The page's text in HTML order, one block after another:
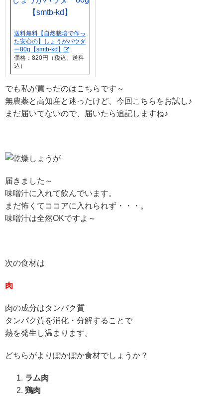
送料無料【自然栽培で作っ
た安心の】しょうがパウダ
ー80g【smtb-kd】
価格：820円（税込、送料
込）
でも私が買ったのはこちらです～
無農薬と高知産と迷ったけど、今回こちらをお試し♪
まだ届いてないので、届いたら追記しますね♪
届きました～
味噌汁に入れて飲んでいます。
まだ怖くてココアに入れられず・・・。
味噌汁は全然OKですよ～
次の食材は
肉
肉の成分はタンパク質
タンパク質を消化・分解することで
熱を発生し温まります。
どちらがよりぽかぽか食材でしょうか？
ラム肉
鶏肉